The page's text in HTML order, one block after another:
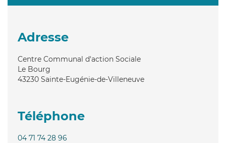
Adresse
Centre Communal d'action Sociale
Le Bourg
43230 Sainte-Eugénie-de-Villeneuve
Téléphone
04 71 74 28 96